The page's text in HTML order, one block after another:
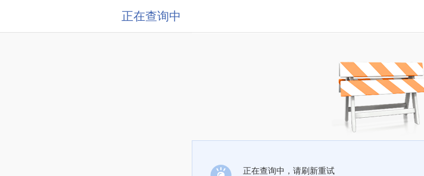
正在查询中
正在查询中，请刷新重试